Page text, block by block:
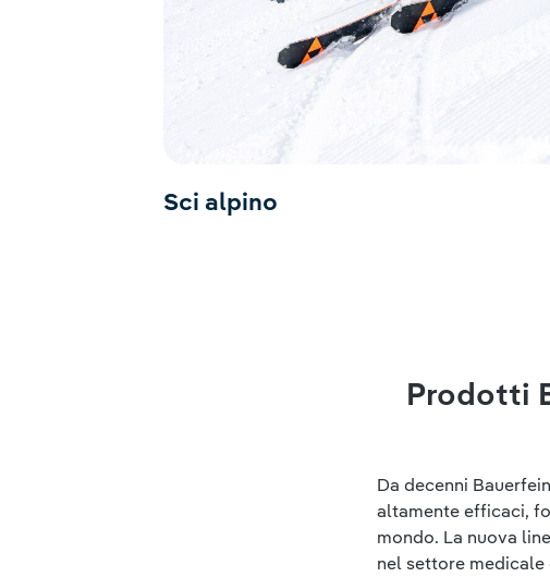
Sci alpino
Prodotti
Da decenni
altamente efficaci,
mondo. La nuova
nel settore medicale